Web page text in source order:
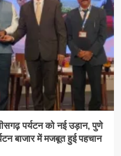
पर्यटन को नई उड़ान, पुणे
बाजार में मजबूत हुई पहचान